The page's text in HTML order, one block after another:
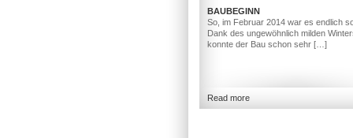
BAUBEGINN
So, im Februar 2014 war es endlich
Dank des ungewöhnlich milden
konnte der Bau schon sehr […]
Read more